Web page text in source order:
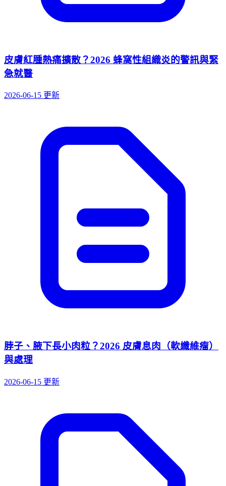
皮膚紅腫熱痛擴散？2026 蜂窩性組織炎的警訊與緊
急就醫
2026-06-15 更新
脖子、腋下長小肉粒？2026 皮膚息肉（軟纖維瘤）
與處理
2026-06-15 更新